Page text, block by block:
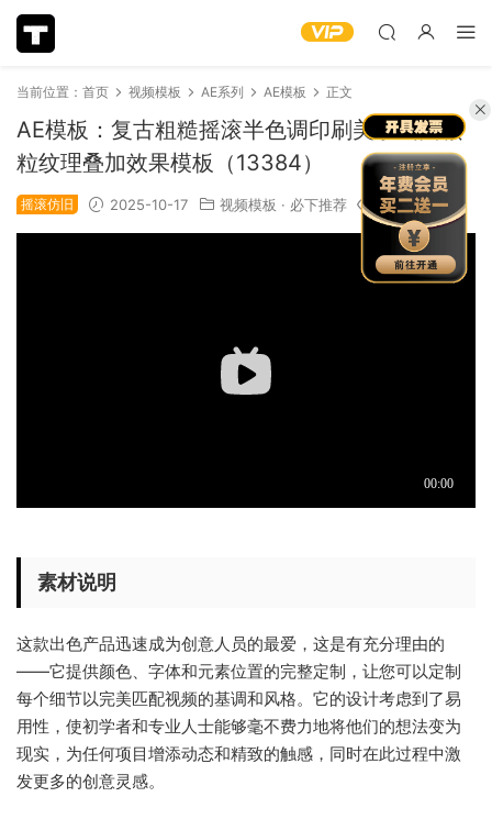
当前位置： 首页 视频模板 AE系列 AE模板 正文
AE模板：复古粗糙摇滚半色调印刷美学画面颗
粒纹理叠加效果模板（13384）
摇滚仿旧 2025-10-17 视频模板 · 必下推荐 950
素材说明
这款出色产品迅速成为创意人员的最爱，这是有充分理由的
——它提供颜色、字体和元素位置的完整定制，让您可以定制
每个细节以完美匹配视频的基调和风格。它的设计考虑到了易
用性，使初学者和专业人士能够毫不费力地将他们的想法变为
现实，为任何项目增添动态和精致的触感，同时在此过程中激
发更多的创意灵感。